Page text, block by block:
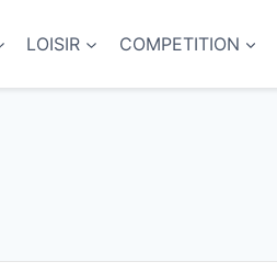
LOISIR COMPETITION